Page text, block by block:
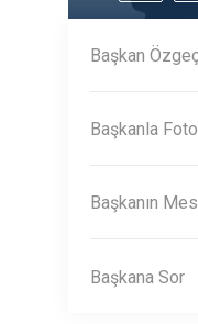
Başkan
Başkanla
Başkanın
Başkana Sor